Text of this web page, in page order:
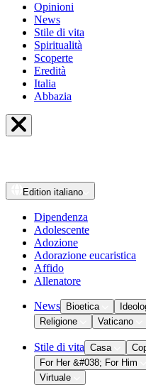
Opinioni
News
Stile di vita
Spiritualità
Scoperte
Eredità
Italia
Abbazia
Edition italiano
Dipendenza
Adolescente
Adozione
Adorazione eucaristica
Affido
Allenatore
News Bioetica
Religione
Vaticano
Stile di vita Casa
For Her &#038; For Him
Virtuale